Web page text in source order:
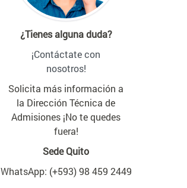
¿Tienes alguna duda?
¡Contáctate con
nosotros!
Solicita más información a
la Dirección Técnica de
Admisiones ¡No te quedes
fuera!
Sede Quito
WhatsApp: (+593) 98 459 2449